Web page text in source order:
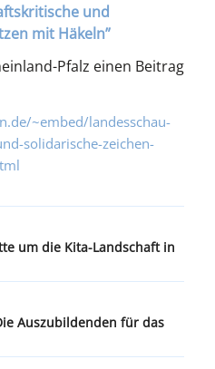
und
mit Häkeln”
Pfalz einen Beitrag
~embed/landesschau-
solidarische-zeichen-
um die Kita-Landschaft in
Auszubildenden für das